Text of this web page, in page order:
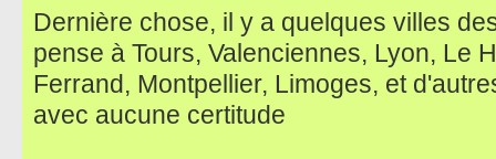
Dernière chose, il y a quelques villes
pense à Tours, Valenciennes, Lyon, Le
Ferrand, Montpellier, Limoges, et
avec aucune certitude